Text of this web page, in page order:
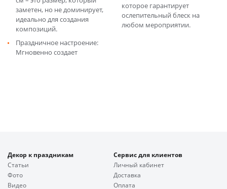
заметен, но не доминирует,
идеально для создания
композиций.
Праздничное настроение:
Мгновенно создает
которое гарантирует
ослепительный блеск на
любом мероприятии.
Декор к праздникам
Статьи
Фото
Видео
Сервис для клиентов
Личный кабинет
Доставка
Оплата